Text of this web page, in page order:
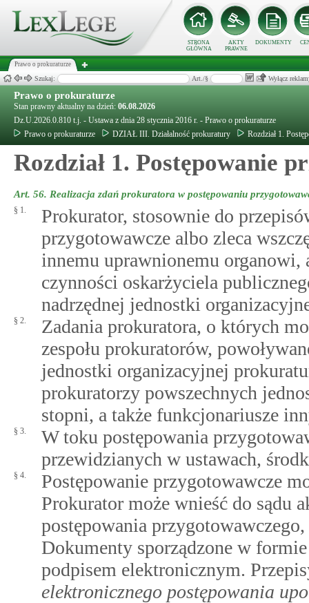
STRONA
GŁÓWNA
AKTY
PRAWNE
DOKUMENTY
Prawo o prokuraturze
Szukaj: Art./§ Wyłącz
Prawo o prokuraturze
Stan prawny aktualny na dzień: 06.08.2026
Dz.U.2026.0.810 t.j. - Ustawa z dnia 28 stycznia 2016 r. - Prawo o prokuraturze
Prawo o prokuraturze
DZIAŁ III. Działalność prokuratury Rozdział 1.
Rozdział 1. Postępowanie
Art. 56. Realizacja zdań prokuratora w postępowaniu
§ 1.
Prokurator, stosownie do
przygotowawcze albo zleca
innemu uprawnionemu organowi,
czynności oskarżyciela
nadrzędnej jednostki
§ 2.
Zadania prokuratora, o których
zespołu prokuratorów,
jednostki organizacyjnej
prokuratorzy powszechnych
stopni, a także funkcjonariusze
§ 3.
W toku postępowania
przewidzianych w ustawach,
§ 4.
Postępowanie przygotowawcze
Prokurator może wnieść do sądu
postępowania
Dokumenty sporządzone w
podpisem elektronicznym.
elektronicznego postępowania